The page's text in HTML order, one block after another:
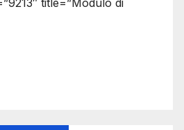
title=”Modulo di